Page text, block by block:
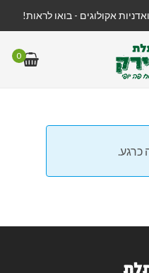
אקולוגים - בואו לראות!
0
כרגע.